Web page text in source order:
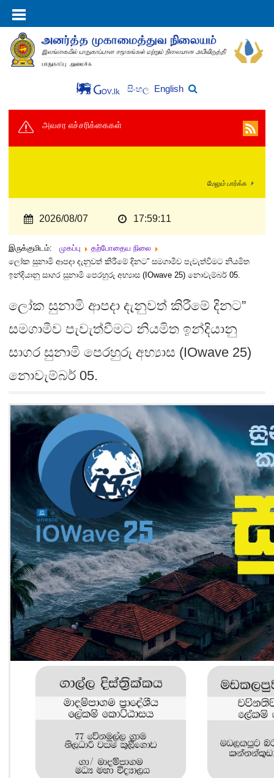
සිංහල English
அவசர எச்சரிக்கைகள்
மேலும் பார்க்க
2026/08/07 17:59:11
இருக்குமிடம்: முகப்பு
தற்போதைய நிலை
ලෝක සුනාමි ආපදා දැනුවත් කිරීමේ දිනට” සමගාමීව පැවැත්වීමට නියමිත
ඉන්දියානු සාගර සුනාමි පෙරහුරු අභ්‍යාස (IOwave 25) නොවැම්බර් 05.
ලෝක සුනාමි ආපදා දැනුවත් කිරීමේ දිනට”
සමගාමීව පැවැත්වීමට නියමිත ඉන්දියානු
සාගර සුනාමි පෙරහුරු අභ්‍යාස (IOwave 25)
නොවැම්බර් 05.